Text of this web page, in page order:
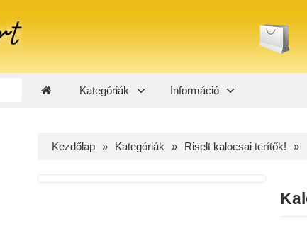
Kategóriák Információ
Kezdőlap Kategóriák Riselt kalocsai terítők!